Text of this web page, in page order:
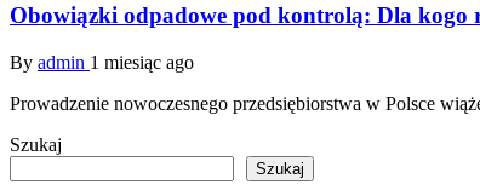
Obowiązki odpadowe pod kontrolą: Dla kogo
By admin 1 miesiąc ago
Prowadzenie nowoczesnego przedsiębiorstwa w Polsce
Szukaj
Szukaj